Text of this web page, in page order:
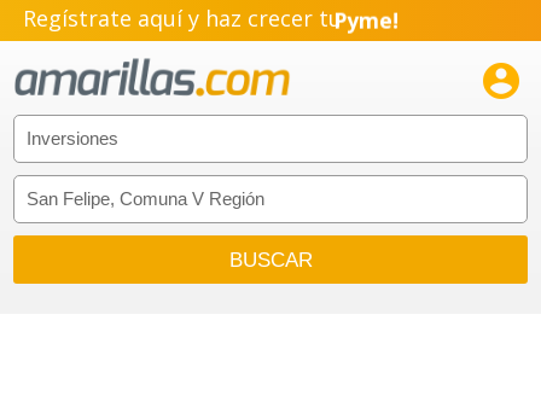
Regístrate aquí y haz crecer tuPyme!
Emprendimiento!
